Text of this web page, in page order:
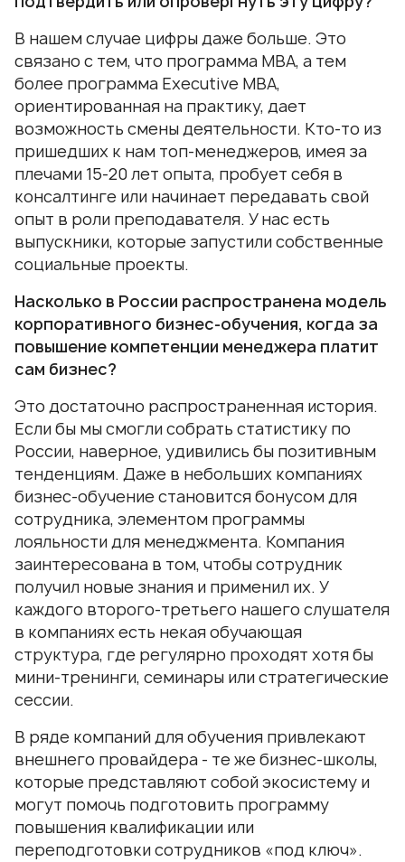
В нашем случае цифры даже больше. Это
связано с тем, что программа MBA, а тем
более программа Executive МВА,
ориентированная на практику, дает
возможность смены деятельности. Кто-то из
пришедших к нам топ-менеджеров, имея за
плечами 15-20 лет опыта, пробует себя в
консалтинге или начинает передавать свой
опыт в роли преподавателя. У нас есть
выпускники, которые запустили собственные
социальные проекты.
Насколько в России распространена модель
корпоративного бизнес-обучения, когда за
повышение компетенции менеджера платит
сам бизнес?
Это достаточно распространенная история.
Если бы мы смогли собрать статистику по
России, наверное, удивились бы позитивным
тенденциям. Даже в небольших компаниях
бизнес-обучение становится бонусом для
сотрудника, элементом программы
лояльности для менеджмента. Компания
заинтересована в том, чтобы сотрудник
получил новые знания и применил их. У
каждого второго-третьего нашего слушателя
в компаниях есть некая обучающая
структура, где регулярно проходят хотя бы
мини-тренинги, семинары или стратегические
сессии.
В ряде компаний для обучения привлекают
внешнего провайдера - те же бизнес-школы,
которые представляют собой экосистему и
могут помочь подготовить программу
повышения квалификации или
переподготовки сотрудников «под ключ».